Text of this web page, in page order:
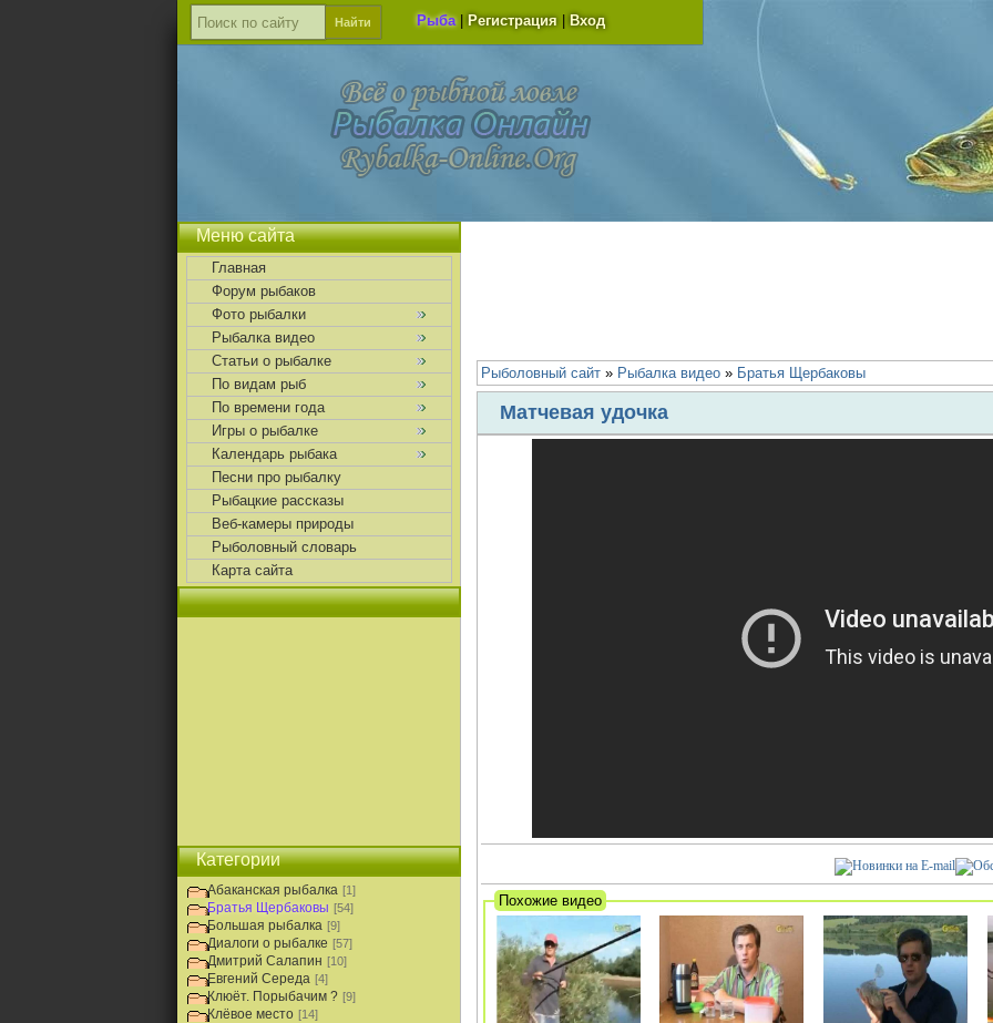
Рыба| Регистрация Вход
Рыболовный сайт » Рыбалка видео » Братья Щербаковы
Матчевая удочка
Похожие видео
Меню сайта
Главная
Форум рыбаков
Фото рыбалки
Рыбалка видео
Статьи о рыбалке
По видам рыб
По времени года
Игры о рыбалке
Календарь рыбака
Песни про рыбалку
Рыбацкие рассказы
Веб-камеры природы
Рыболовный словарь
Карта сайта
Категории
Абаканская рыбалка [1]
Братья Щербаковы [54]
Большая рыбалка [9]
Диалоги о рыбалке [57]
Дмитрий Салапин [10]
Евгений Середа [4]
Клюёт. Порыбачим ? [9]
Клёвое место [14]